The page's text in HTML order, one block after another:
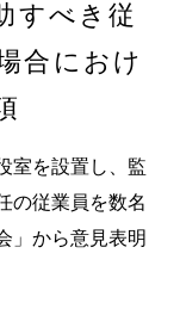
すべき従
合におけ
室を設置し、監
の従業員を数名
」から意見表明